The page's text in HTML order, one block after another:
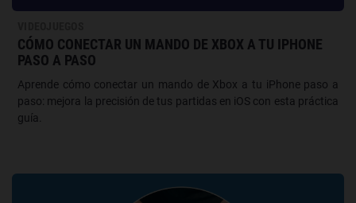
CÓMO CONECTAR UN MANDO DE XBOX A TU IPHONE
PASO A PASO
Aprende cómo conectar un mando de Xbox a tu iPhone paso a
paso: mejora la precisión de tus partidas en iOS con esta práctica
guía.